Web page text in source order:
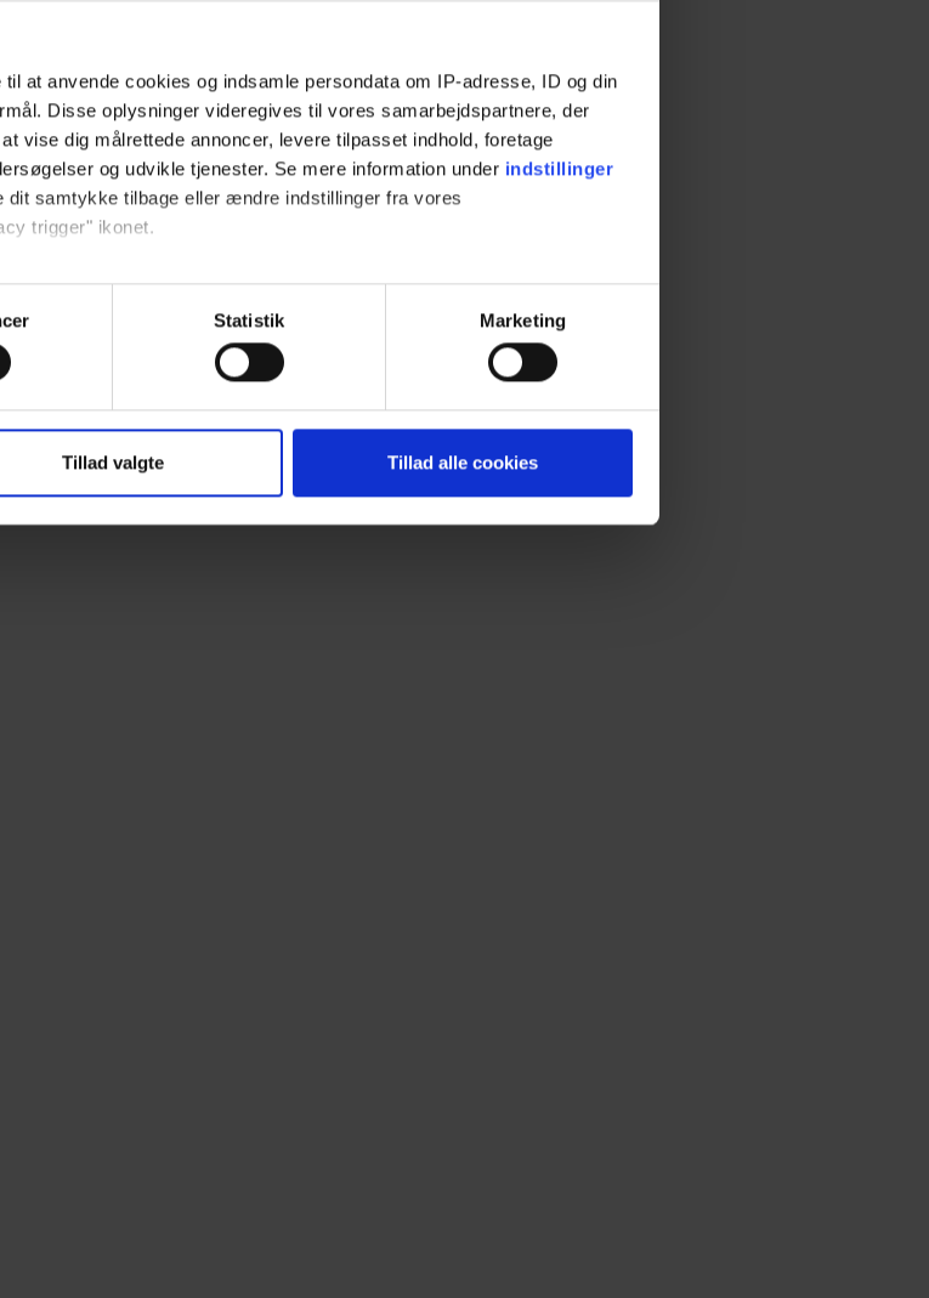
at anvende cookies og indsamle persondata om IP-adresse, ID og din
Disse oplysninger videregives til vores samarbejdspartnere, der
vise dig målrettede annoncer, levere tilpasset indhold, foretage
og udvikle tjenester. Se mere information under indstillinger
samtykke tilbage eller ændre indstillinger fra vores
trigger" ikonet.
der kan være nøjagtig inden for få meter
af dens unikke karakteristika (fingerprinting)
til at vise dig funktioner til sociale medier og til at analysere
af vores hjemmeside med vores partnere inden for sociale medier,
kan kombinere disse data med andre oplysninger, du har givet
tjenester.
Statistik Marketing
Tillad valgte Tillad alle cookies